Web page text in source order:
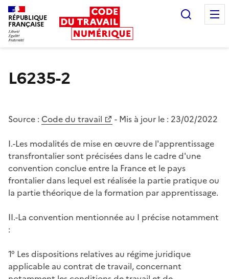
RÉPUBLIQUE
FRANÇAISE
L6235-2
Source : Code du travail - Mis à jour le : 23/02/2022
I.-Les modalités de mise en œuvre de l'apprentissage
transfrontalier sont précisées dans le cadre d'une
convention conclue entre la France et le pays
frontalier dans lequel est réalisée la partie pratique ou
la partie théorique de la formation par apprentissage.
II.-La convention mentionnée au I précise notamment
:
1° Les dispositions relatives au régime juridique
applicable au contrat de travail, concernant